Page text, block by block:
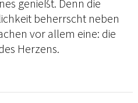
genießt. Denn die
beherrscht neben
vor allem eine: die
Herzens.